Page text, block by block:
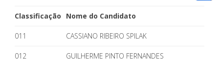
Classificação Nome do Candidato
011 CASSIANO RIBEIRO SPILAK
012 GUILHERME PINTO FERNANDES